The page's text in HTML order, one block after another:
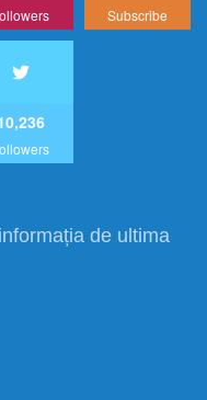
Subscribe
de ultima